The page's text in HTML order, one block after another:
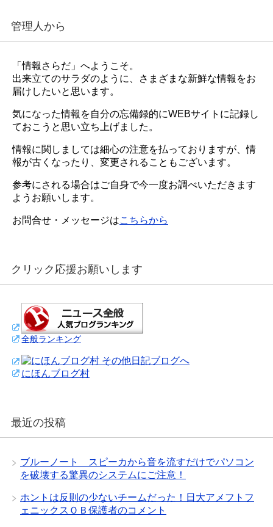
管理人から
「情報さらだ」へようこそ。
出来立てのサラダのように、さまざまな新鮮な情報をお
届けしたいと思います。
気になった情報を自分の忘備録的にWEBサイトに記録し
ておこうと思い立ち上げました。
情報に関しましては細心の注意を払っておりますが、情
報が古くなったり、変更されることもございます。
参考にされる場合はご自身で今一度お調べいただきます
ようお願いします。
お問合せ・メッセージはこちらから
クリック応援お願いします
全般ランキング
にほんブログ村
最近の投稿
ブルーノート スピーカから音を流すだけでパソコン
を破壊する驚異のシステムにご注意！
ホントは反則の少ないチームだった！日大アメフトフ
ェニックスＯＢ保護者のコメント